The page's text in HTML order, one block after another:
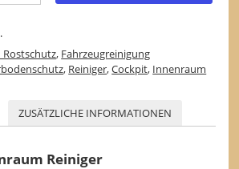
Rostschutz, Fahrzeugreinigung
, Reiniger,Cockpit, Innenraum
ZUSÄTZLICHE INFORMATIONEN
Reiniger